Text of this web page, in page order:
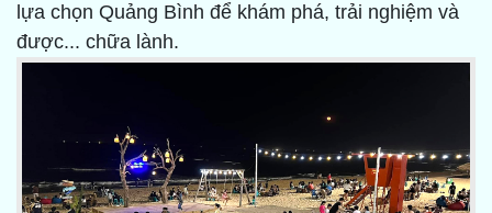
lựa chọn Quảng Bình để khám phá, trải nghiệm và
được... chữa lành.